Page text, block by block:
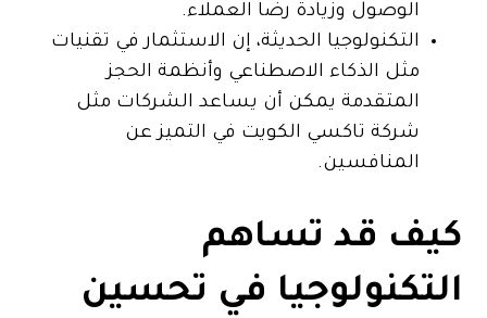
الوصول وزيادة رضا العملاء.
التكنولوجيا الحديثة، إن الاستثمار في تقنيات
مثل الذكاء الاصطناعي وأنظمة الحجز
المتقدمة يمكن أن يساعد الشركات مثل
شركة تاكسي الكويت في التميز عن
المنافسين.
كيف قد تساهم
التكنولوجيا في تحسين